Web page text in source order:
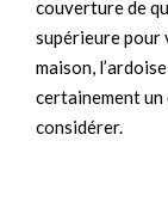
couverture de
supérieure pour
maison,
certainement un
considérer.